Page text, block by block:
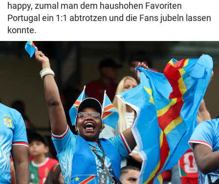
happy, zumal man dem haushohen Favoriten
Portugal ein 1:1 abtrotzen und die Fans jubeln lassen
konnte.